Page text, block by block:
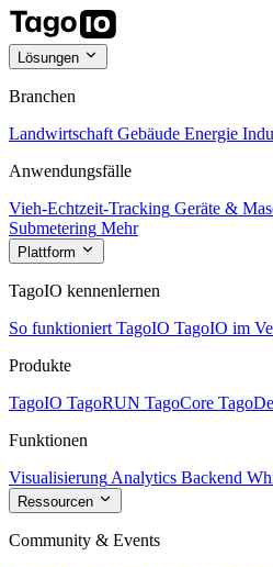
Lösungen
Branchen
Landwirtschaft Gebäude Energie
Anwendungsfälle
Vieh-Echtzeit-Tracking Geräte &
Submetering Mehr
Plattform
TagoIO kennenlernen
So funktioniert TagoIO TagoIO im
Produkte
TagoIO TagoRUN TagoCore
Funktionen
Visualisierung Analytics Backend
Ressourcen
Community & Events